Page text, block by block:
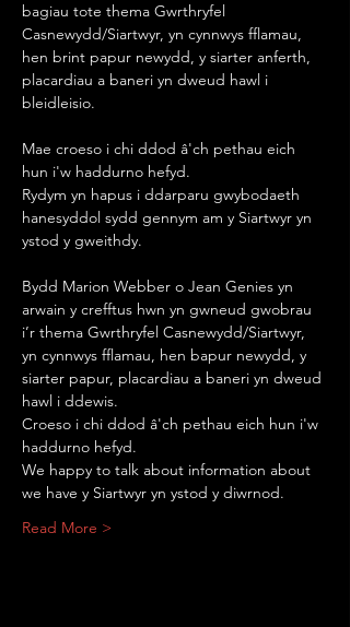
bagiau tote thema Gwrthryfel
Casnewydd/Siartwyr, yn cynnwys fflamau,
hen brint papur newydd, y siarter anferth,
placardiau a baneri yn dweud hawl i
bleidleisio.
Mae croeso i chi ddod â'ch pethau eich
hun i'w haddurno hefyd.
Rydym yn hapus i ddarparu gwybodaeth
hanesyddol sydd gennym am y Siartwyr yn
ystod y gweithdy.
Bydd Marion Webber o Jean Genies yn
arwain y crefftus hwn yn gwneud gwobrau
i’r thema Gwrthryfel Casnewydd/Siartwyr,
yn cynnwys fflamau, hen bapur newydd, y
siarter papur, placardiau a baneri yn dweud
hawl i ddewis.
Croeso i chi ddod â'ch pethau eich hun i'w
haddurno hefyd.
We happy to talk about information about
we have y Siartwyr yn ystod y diwrnod.
Read More >